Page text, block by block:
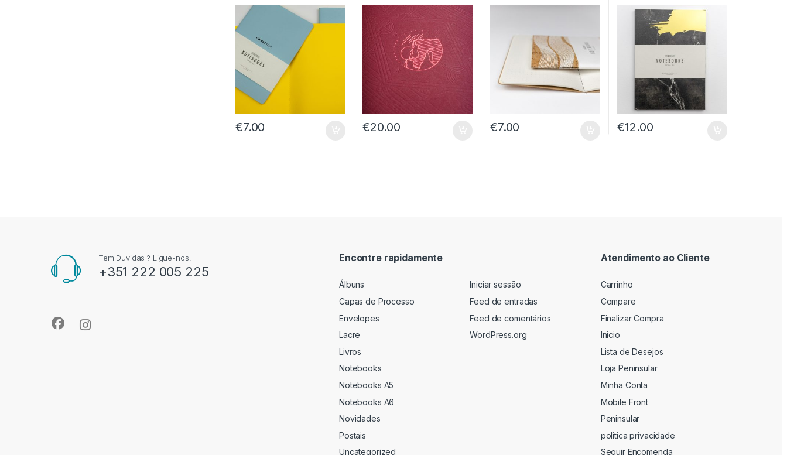
€7.00 €20.00 €7.00 €12.00
Tem Duvidas ? Ligue-nos!
+351 222 005 225
Encontre rapidamente
Álbuns
Capas de Processo
Envelopes
Lacre
Livros
Notebooks
Notebooks A5
Notebooks A6
Novidades
Postais
Uncategorized
Iniciar sessão
Feed de entradas
Feed de comentários
WordPress.org
Atendimento ao Cliente
Carrinho
Compare
Finalizar Compra
Inicio
Lista de Desejos
Loja Peninsular
Minha Conta
Mobile Front
Peninsular
politica privacidade
Seguir Encomenda